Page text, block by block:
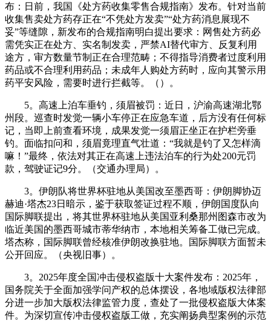
布：日前，我国《处方药收集零售合规指南》发布。针对当前
收集售卖处方药存正在“不凭处方发卖”“处方药消息展现不
妥”等缝隙，新发布的合规指南明白提出要求：网售处方药必
需凭实正在处方、实名制发卖，严禁AI替代审方、反复利用
途方，审方数量节制正在合理范畴；不得指导消费者过度利用
药品或不合理利用药品；未成年人购处方药时，应向其警示用
药平安风险，需要时进行拦截等。（）。
5。高速上泊车垂钓，须眉被罚：近日，沪渝高速湖北鄂
州段。巡查时发觉一辆小车停正在应急车道，后方没有任何标
记，当即上前查看环境，成果发觉一须眉正坐正在护栏旁垂
钓。面临扣问和，须眉竟理直气壮道：“我就是钓了又怎样滴
嘛！”最终，依法对其正在高速上违法泊车的行为处200元罚
款，驾驶证记9分。（交通办理局）。
3。伊朗队将世界杯驻地从美国改至墨西哥：伊朗脚协迈
赫迪·塔杰23日暗示，鉴于获取签证过程不顺，伊朗国度队向
国际脚联提出，将其世界杯驻地从美国亚利桑那州图森市改为
临近美国的墨西哥城市蒂华纳市，本地相关筹备工做已完成。
塔杰称，国际脚联曾经核准伊朗改换驻地。国际脚联方面暂未
公开回应。（央视旧事）。
3。2025年度全国冲击侵权盗版十大案件发布：2025年，
国务院关于全面加强学问产权的总体摆设，各地域版权法律部
分进一步加大版权法律监管力度，查处了一批侵权盗版大体案
件。为深切宣传冲击侵权盗版工做，充实阐扬典型案例的示范